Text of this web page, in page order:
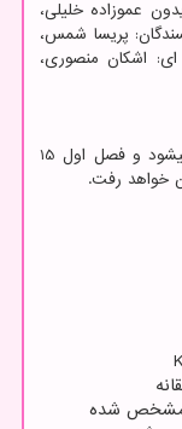
عموزاده خلیلی،
پریسا شمس،
ای: اشکان منصوری،
این سریال نمایش خانگی در دو فصل ساخته میشود و فصل اول 15
مشخص شده